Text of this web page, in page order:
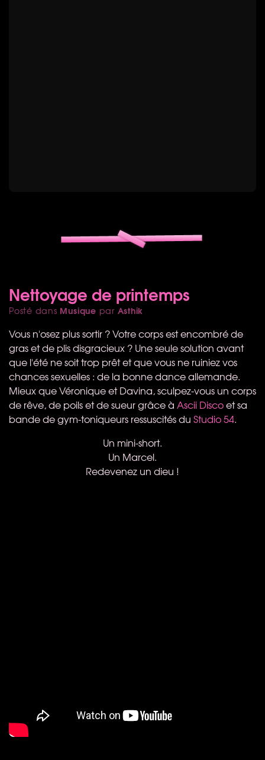
Nettoyage de printemps
Posté dans Musique par Asthik
Vous n'osez plus sortir ? Votre corps est encombré de
gras et de plis disgracieux ? Une seule solution avant
que l'été ne soit trop prêt et que vous ne ruiniez vos
chances sexuelles : de la bonne dance allemande.
Mieux que Véronique et Davina, sculpez-vous un corps
de rêve, de poils et de sueur grâce à Ascii Discoet sa
bande de gym-toniqueurs ressuscités du Studio 54.
Un mini-short.
Un Marcel.
Redevenez un dieu !